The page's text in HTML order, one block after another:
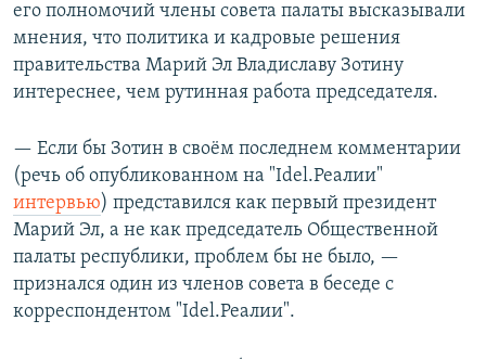
его полномочий члены совета палаты высказывали
мнения, что политика и кадровые решения
правительства Марий Эл Владиславу Зотину
интереснее, чем рутинная работа председателя.
— Если бы Зотин в своём последнем комментарии
(речь об опубликованном на "Idel.Реалии"
интервью) представился как первый президент
Марий Эл, а не как председатель Общественной
палаты республики, проблем бы не было, —
признался один из членов совета в беседе с
корреспондентом "Idel.Реалии".